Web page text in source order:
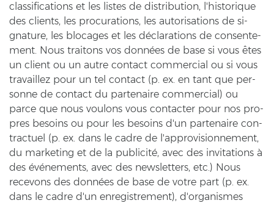
clas­si­fi­ca­ti­ons et les lis­tes de dis­tri­bu­ti­on, l'his­to­ri­que
des cli­ents, les pro­cu­ra­ti­ons, les au­to­ri­sa­ti­ons de si­
gna­tu­re, les blo­ca­ges et les déclarations de con­sen­te­
ment. Nous trai­tons vos données de base si vous êtes
un cli­ent ou un autre con­tact com­mer­cial ou si vous
tra­vail­lez pour un tel con­tact (p. ex. en tant que per­
son­ne de con­tact du par­ten­aire com­mer­cial) ou
parce que nous vou­lons vous con­tac­ter pour nos pro­
pres be­so­ins ou pour les be­so­ins d'un par­ten­aire con­
trac­tu­el (p. ex. dans le cadre de l'ap­pro­vi­si­on­ne­ment,
du mar­ke­ting et de la publicité, avec des in­vi­ta­ti­ons à
des événements, avec des news­let­ters, etc.) Nous
rece­vons des données de base de votre part (p. ex.
dans le cadre d'un en­re­gis­tre­ment), d'or­ga­nis­mes